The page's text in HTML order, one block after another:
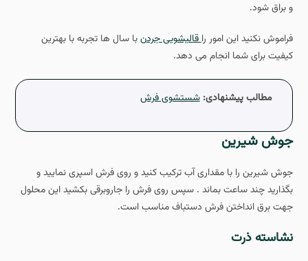
و براق شود.
فراموش نکنید این امور راقالیشویی جردنبا سال ها تجربه با بهترین
کیفیت برای شما انجام می دهد.
مطالب پیشنهادی: شستشوی فرش
جوش شیرین
جوش شیرین را با مقداری آب ترکیب کنید و روی فرش اسپری نمایید و
بگذارید چند ساعت بماند . سپس روی فرش را جاروبرقی بکشید این محلول
جهت برق انداختن فرش دستباف مناسب است.
نشاسته ذرت